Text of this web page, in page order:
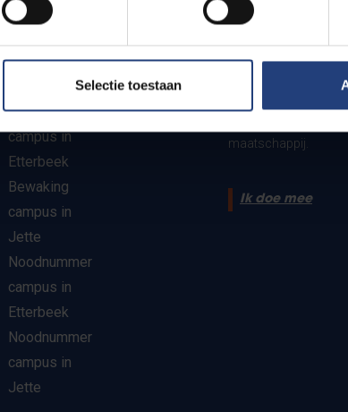
Selectie toestaan
en
Bewaking
campus in
Etterbeek
Bewaking
campus in
Jette
Noodnummer
campus in
Etterbeek
Noodnummer
campus in
Jette
Steun VUB
De VUB zet zich als
via onderzoek,
ons dit engagement
maatschappij.
Ik doe mee